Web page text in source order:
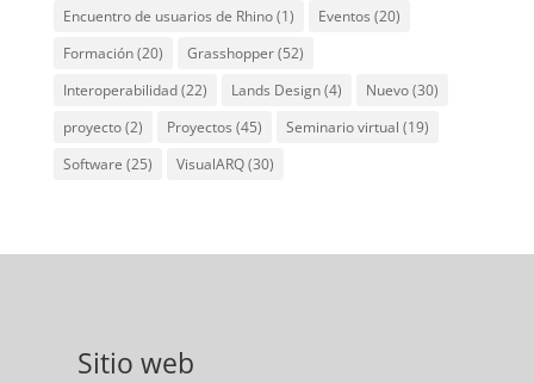
Encuentro de usuarios de Rhino(1) Eventos (20)
Formación(20) Grasshopper(52)
Interoperabilidad(22) Lands Design(4) Nuevo(30)
proyecto(2) Proyectos (45) Seminario virtual (19)
Software (25) VisualARQ(30)
Sitio web